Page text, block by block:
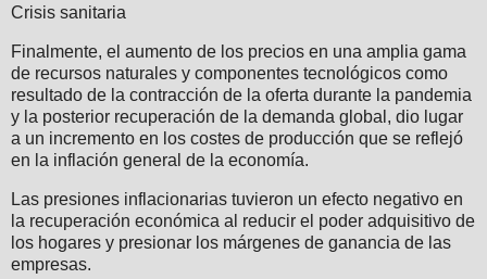
Crisis sanitaria
Finalmente, el aumento de los precios en una amplia gama
de recursos naturales y componentes tecnológicos como
resultado de la contracción de la oferta durante la pandemia
y la posterior recuperación de la demanda global, dio lugar
a un incremento en los costes de producción que se reflejó
en la inflación general de la economía.
Las presiones inflacionarias tuvieron un efecto negativo en
la recuperación económica al reducir el poder adquisitivo de
los hogares y presionar los márgenes de ganancia de las
empresas.